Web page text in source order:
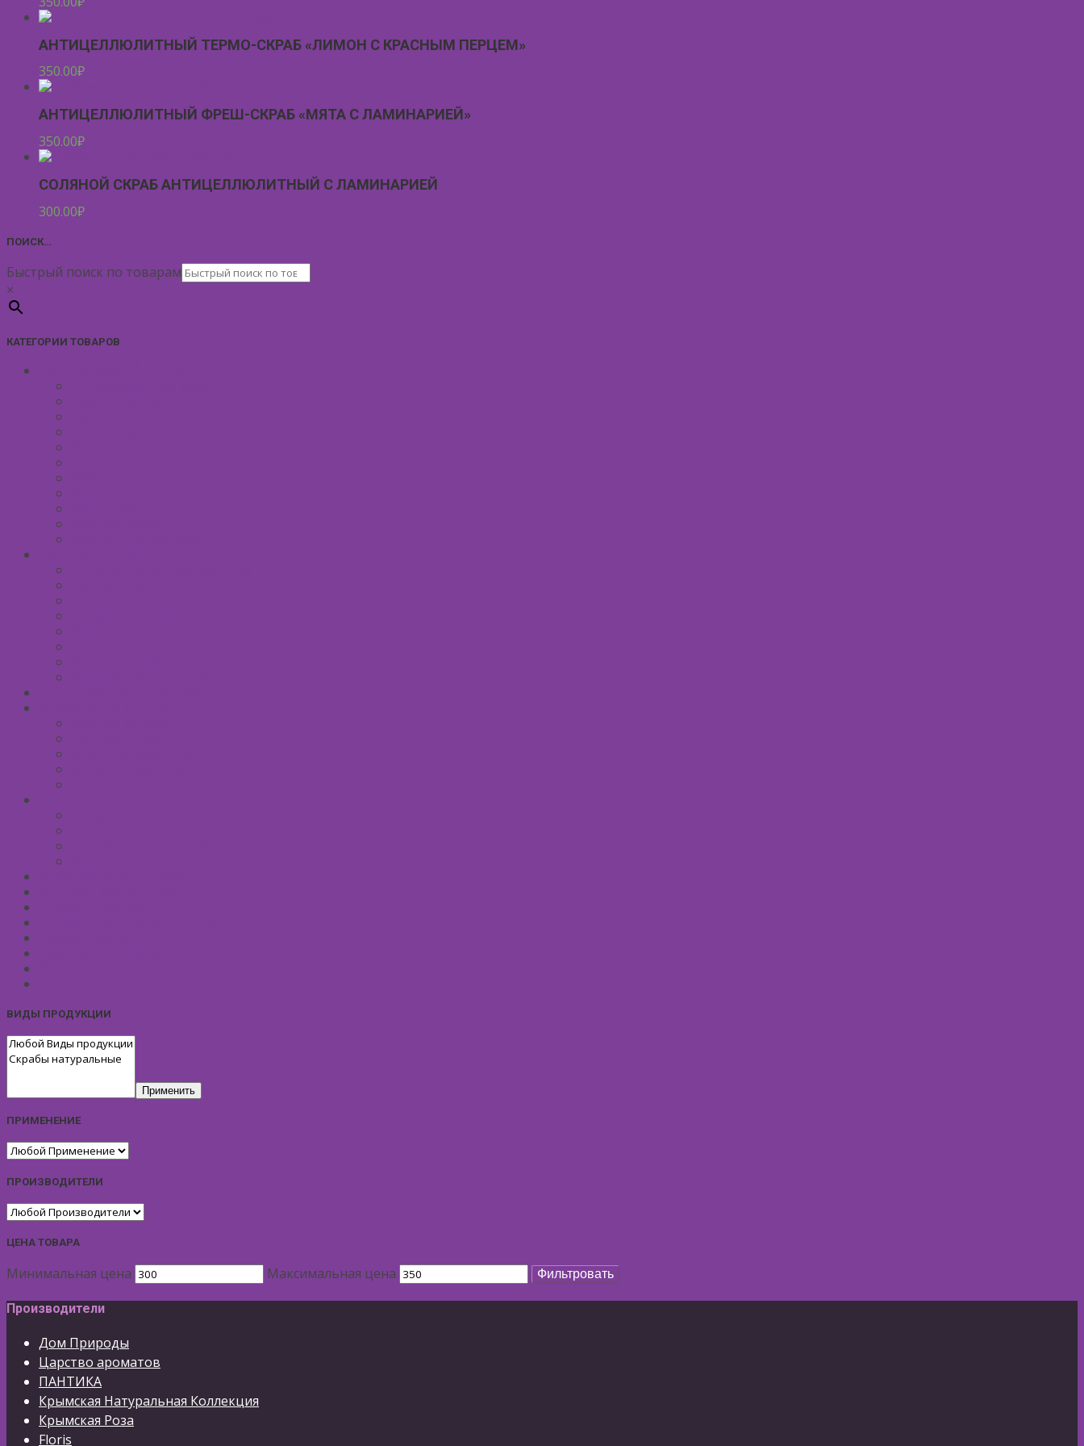
АНТИЦЕЛЛЮЛИТНЫЙ ТЕРМО-СКРАБ «ЛИМОН С КРАСНЫМ ПЕРЦЕМ»
350.00₽
АНТИЦЕЛЛЮЛИТНЫЙ ФРЕШ-СКРАБ «МЯТА С ЛАМИНАРИЕЙ»
350.00₽
СОЛЯНОЙ СКРАБ АНТИЦЕЛЛЮЛИТНЫЙ С ЛАМИНАРИЕЙ
300.00₽
ПОИСК…
Быстрый поиск по товарам
×
КАТЕГОРИИ ТОВАРОВ
ВИДЫ ПРОДУКЦИИ
Применить
ПРИМЕНЕНИЕ
ПРОИЗВОДИТЕЛИ
ЦЕНА ТОВАРА
Минимальная цена Максимальная цена Фильтровать
Производители
Дом Природы
Царство ароматов
ПАНТИКА
Крымская Натуральная Коллекция
Крымская Роза
Floris